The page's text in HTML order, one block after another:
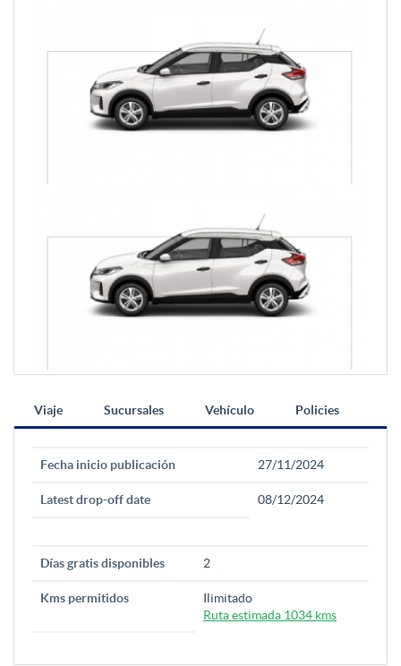
Viaje Sucursales Vehículo Policies
Fecha inicio publicación 27/11/2024
Latest drop-off date 08/12/2024
Días gratis disponibles 2
Kms permitidos
Ilimitado
Ruta estimada 1034 kms